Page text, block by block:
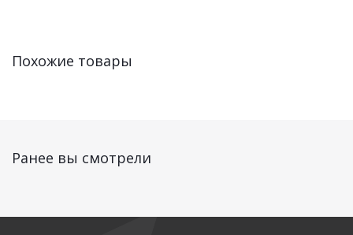
Похожие товары
Ранее вы смотрели